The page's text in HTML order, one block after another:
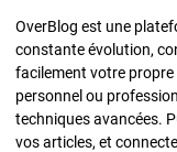
OverBlog est une
constante évolution,
facilement votre propre
personnel ou
techniques avancées.
vos articles, et